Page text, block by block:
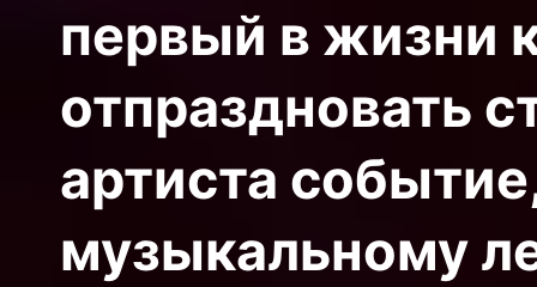
первый в жизни
отпраздновать
артиста
музыкальному